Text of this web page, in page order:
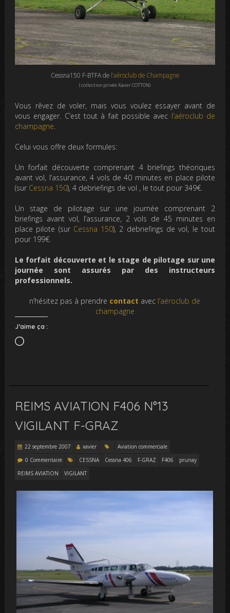
Cessna150 F-BTFA de l’aéroclub de Champagne
( collection privée Xavier COTTON)
Vous rêvez de voler, mais vous voulez essayer avant de
vous engager. C’est tout à fait possible avec l’aéroclub de
champagne.
Celui vous offre deux formules:
Un forfait découverte comprenant 4 briefings théoriques
avant vol, l’assurance, 4 vols de 40 minutes en place pilote
(sur Cessna 150), 4 debriefings de vol , le tout pour 349€.
Un stage de pilotage sur une journée comprenant 2
briefings avant vol, l’assurance, 2 vols de 45 minutes en
place pilote (sur Cessna 150), 2 debriefings de vol, le tout
pour 199€.
Le forfait découverte et le stage de pilotage sur une
journée sont assurés par des instructeurs
professionnels.
n’hésitez pas à prendre contact avec l’aéroclub de
champagne
J’aime ça :
Chargement…
REIMS AVIATION F406 N°13
VIGILANT F-GRAZ
22 septembre 2007 xavier
Aviation commerciale
0 Commentaire
CESSNA Cessna 406 F-GRAZ F406
prunay
REIMS AVIATION
VIGILANT